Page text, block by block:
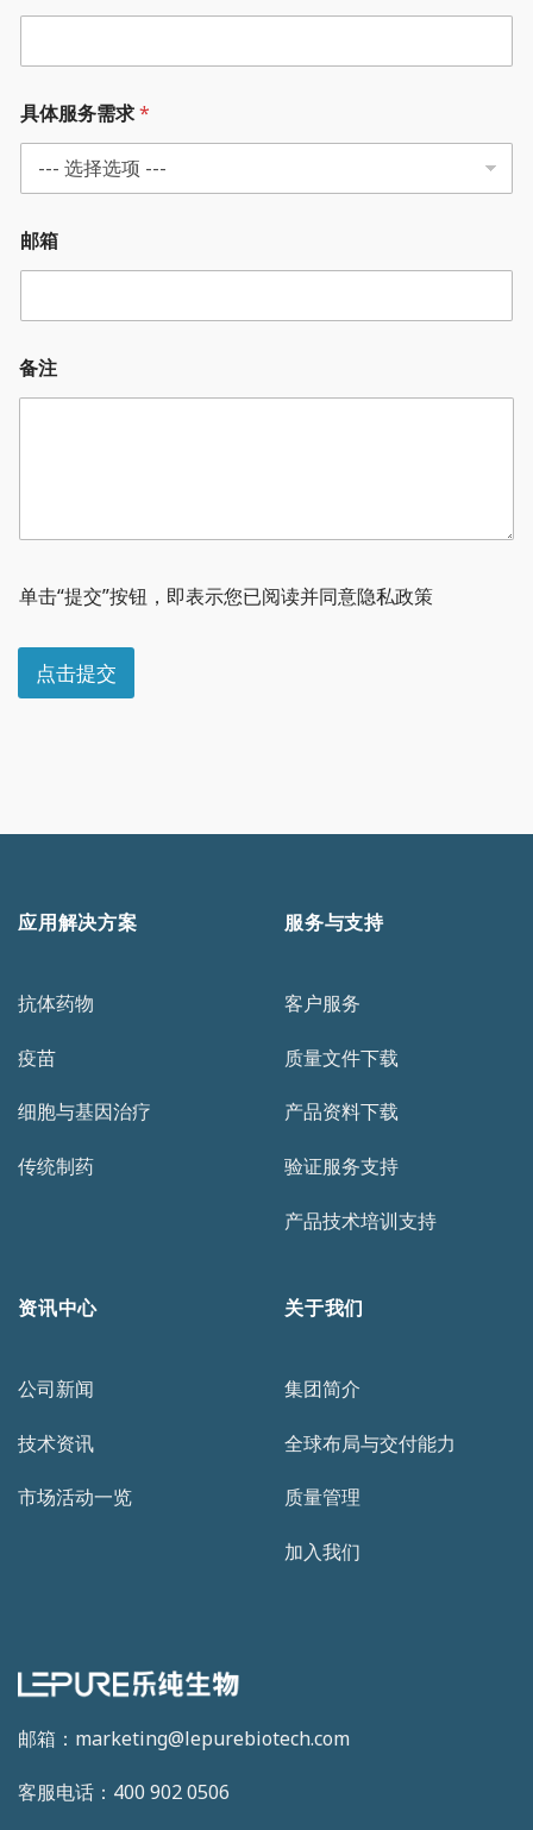
具体服务需求*
邮箱
箱
*
备注
单击“提交”按钮，即表示您已阅读并同意隐私政策
点击提交
邮箱：marketing@lepurebiotech.com
客服电话：400 902 0506
应用解决方案
抗体药物
疫苗
细胞与基因治疗
传统制药
服务与支持
客户服务
质量文件下载
产品资料下载
验证服务支持
产品技术培训支持
资讯中心
公司新闻
技术资讯
市场活动一览
关于我们
集团简介
全球布局与交付能力
质量管理
加入我们